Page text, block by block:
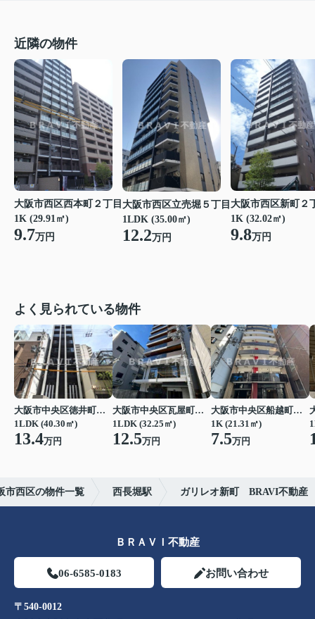
近隣の物件
大阪市西区西本町２丁目
1K (29.91㎡)
9.7万円
大阪市西区立売堀５丁目
1LDK (35.00㎡)
12.2万円
大阪市西区新町２
1K (32.02㎡)
9.8万円
よく見られている物件
大阪市中央区徳井町２丁目
1LDK (40.30㎡)
13.4万円
大阪市中央区瓦屋町１丁目
1LDK (32.25㎡)
12.5万円
大阪市中央区船越町２丁目
1K (21.31㎡)
7.5万円
市西区の物件一覧 西長堀駅 ガリレオ新町 BRAVI不動産
ＢＲＡＶＩ不動産
06-6585-0183 お問い合わせ
〒540-0012